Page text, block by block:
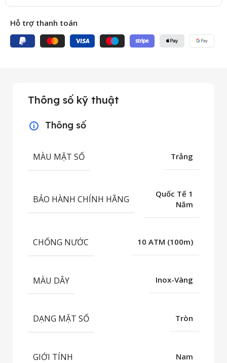
Hỗ trợ thanh toán
Thông số kỹ thuật
Thông số
MÀU MẶT SỐ Trắng
BẢO HÀNH CHÍNH HÃNG
Quốc Tế 1
Năm
CHỐNG NƯỚC 10 ATM (100m)
MÀU DÂY Inox-Vàng
DẠNG MẶT SỐ Tròn
GIỚI TÍNH Nam